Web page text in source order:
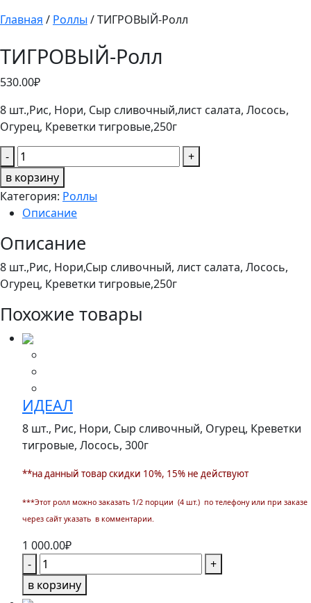
Главная / Роллы / ТИГРОВЫЙ-Ролл
ТИГРОВЫЙ-Ролл
530.00₽
8 шт.,Рис, Нори, Сыр сливочный,лист салата, Лосось,
Огурец, Креветки тигровые,250г
-
Количество
товара
ТИГРОВЫЙ-
Ролл
+
в корзину
Категория: Роллы
Описание
Описание
8 шт.,Рис, Нори,Сыр сливочный, лист салата, Лосось,
Огурец, Креветки тигровые,250г
Похожие товары
ИДЕАЛ
8 шт., Рис, Нори, Сыр сливочный, Огурец, Креветки
тигровые, Лосось, 300г
**на данный товар скидки 10%, 15% не действуют
***Этот ролл можно заказать 1/2 порции (4 шт.) по телефону или при заказе
через сайт указать в комментарии.
1 000.00₽
-
Количество
товара
ИДЕАЛ
+
в корзину